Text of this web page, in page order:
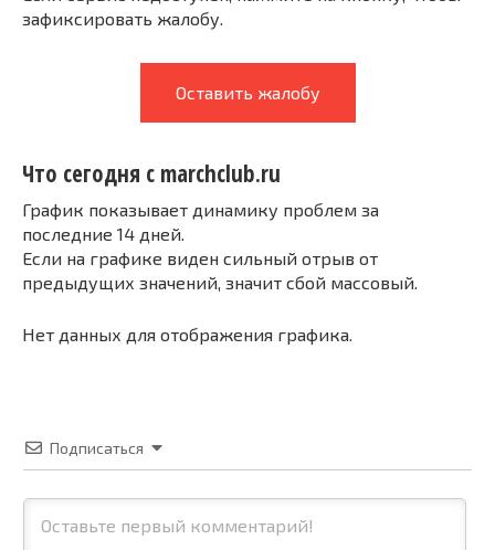
зафиксировать жалобу.
Оставить жалобу
Что сегодня с marchclub.ru
График показывает динамику проблем за
последние 14 дней.
Если на графике виден сильный отрыв от
предыдущих значений, значит сбой массовый.
Нет данных для отображения графика.
Подписаться